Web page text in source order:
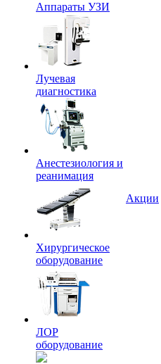
Аппараты УЗИ
Лучевая
диагностика
Анестезиология и
реанимация
Хирургическое
оборудование
ЛОР
оборудование
Акции